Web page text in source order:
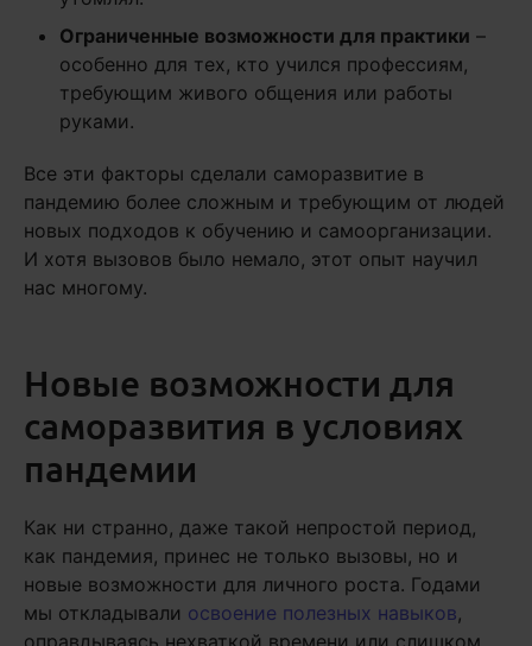
Ограниченные возможности для практики –
особенно для тех, кто учился профессиям,
требующим живого общения или работы
руками.
Все эти факторы сделали саморазвитие в
пандемию более сложным и требующим от людей
новых подходов к обучению и самоорганизации.
И хотя вызовов было немало, этот опыт научил
нас многому.
Новые возможности для
саморазвития в условиях
пандемии
Как ни странно, даже такой непростой период,
как пандемия, принес не только вызовы, но и
новые возможности для личного роста. Годами
мы откладывали освоение полезных навыков,